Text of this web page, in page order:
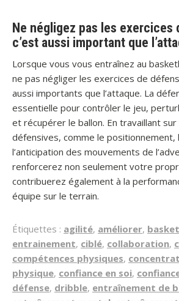
Ne négligez pas les exercices
c’est aussi important que
Lorsque vous vous entraînez au
ne pas négliger les exercices de
aussi importants que l’attaque. La
essentielle pour contrôler le jeu,
et récupérer le ballon. En travaillant
défensives, comme le positionnement,
l’anticipation des mouvements de
renforcerez non seulement votre
contribuerez également à la
équipe sur le terrain.
Étiquettes : agilité, améliorer,
entrainement, ciblé, collaboration,
compétences physiques,
physique, confiance en soi,
défense, dribble, entraînement de